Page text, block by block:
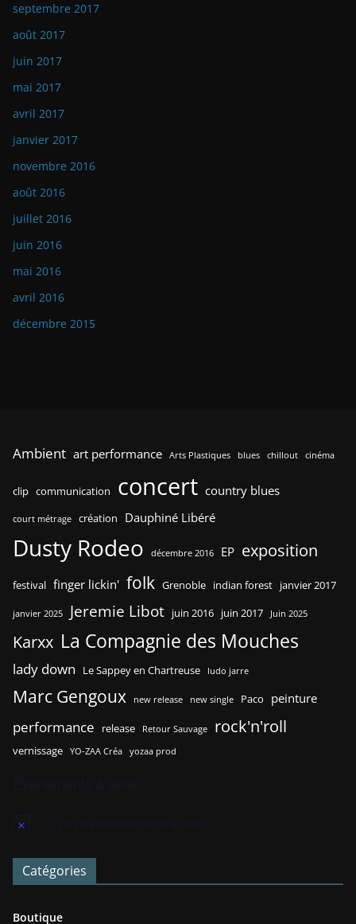
septembre 2017
août 2017
juin 2017
mai 2017
avril 2017
janvier 2017
novembre 2016
août 2016
juillet 2016
juin 2016
mai 2016
avril 2016
décembre 2015
Ambient art performance Arts Plastiques blues chillout cinéma
clip communication concert country blues
court métrage création Dauphiné Libéré
Dusty Rodeo décembre 2016 EP exposition
festival finger lickin' folk Grenoble indian forest janvier 2017
janvier 2025 Jeremie Libot juin 2016 juin 2017 Juin 2025
Karxx La Compagnie des Mouches
lady down Le Sappey en Chartreuse ludo jarre
Marc Gengoux new release new single Paco peinture
performance release Retour Sauvage rock'n'roll
vernissage YO-ZAA Créa yozaa prod
N
t
c
Catégories
Boutique